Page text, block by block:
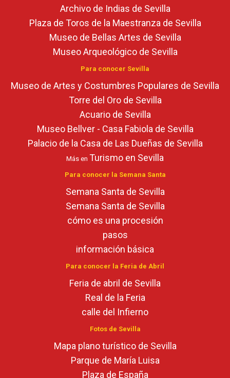
Archivo de Indias de Sevilla
Plaza de Toros de la Maestranza de Sevilla
Museo de Bellas Artes de Sevilla
Museo Arqueológico de Sevilla
Para conocer Sevilla
Museo de Artes y Costumbres Populares de Sevilla
Torre del Oro de Sevilla
Acuario de Sevilla
Museo Bellver - Casa Fabiola de Sevilla
Palacio de la Casa de Las Dueñas de Sevilla
Más en Turismo en Sevilla
Para conocer la Semana Santa
Semana Santa de Sevilla
Semana Santa de Sevilla
cómo es una procesión
pasos
información básica
Para conocer la Feria de Abril
Feria de abril de Sevilla
Real de la Feria
calle del Infierno
Fotos de Sevilla
Mapa plano turístico de Sevilla
Parque de María Luisa
Plaza de España